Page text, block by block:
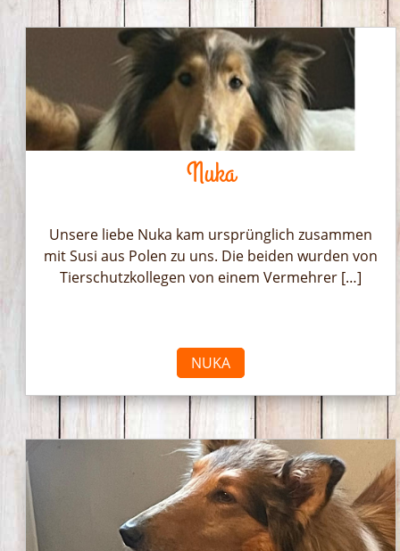
Nuka
Unsere liebe Nuka kam ursprünglich zusammen
mit Susi aus Polen zu uns. Die beiden wurden von
Tierschutzkollegen von einem Vermehrer […]
NUKA